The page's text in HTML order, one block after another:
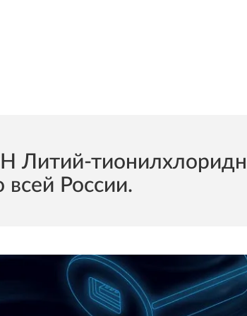
всей России.